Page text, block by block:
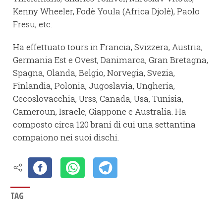
Kenny Wheeler, Fodè Youla (Africa Djolè), Paolo
Fresu, etc.
Ha effettuato tours in Francia, Svizzera, Austria,
Germania Est e Ovest, Danimarca, Gran Bretagna,
Spagna, Olanda, Belgio, Norvegia, Svezia,
Finlandia, Polonia, Jugoslavia, Ungheria,
Cecoslovacchia, Urss, Canada, Usa, Tunisia,
Cameroun, Israele, Giappone e Australia. Ha
composto circa 120 brani di cui una settantina
compaiono nei suoi dischi.
TAG